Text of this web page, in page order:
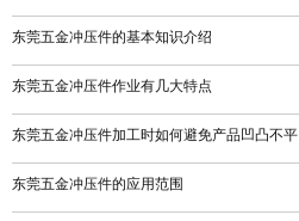
东莞五金冲压件的基本知识介绍
东莞五金冲压件作业有几大特点
东莞五金冲压件加工时如何避免产品凹凸不平
东莞五金冲压件的应用范围